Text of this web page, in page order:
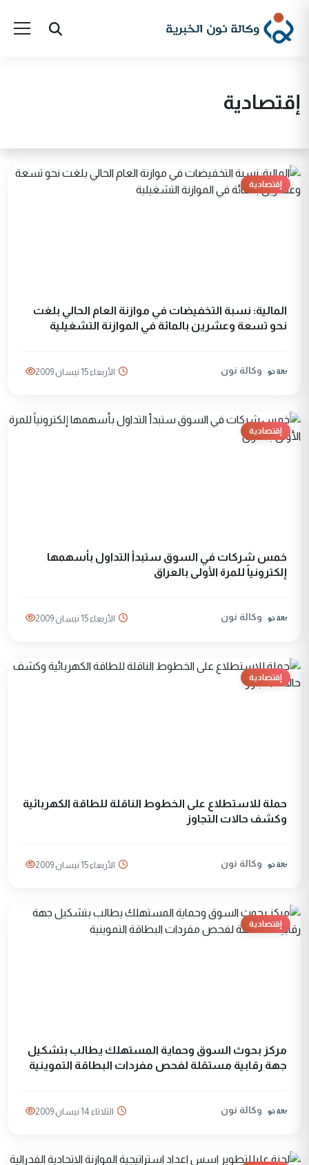
إقتصادية
إقتصادية
المالية: نسبة التخفيضات في موازنة العام الحالي بلغت
نحو تسعة وعشرين بالمائة في الموازنة التشغيلية
وكالة نون الأربعاء 15 نيسان 2009
إقتصادية
خمس شركات في السوق ستبدأ التداول بأسهمها
إلكترونياً للمرة الأولى بالعراق
وكالة نون الأربعاء 15 نيسان 2009
إقتصادية
حملة للاستطلاع على الخطوط الناقلة للطاقة الكهربائية
وكشف حالات التجاوز
وكالة نون الأربعاء 15 نيسان 2009
إقتصادية
مركز بحوث السوق وحماية المستهلك يطالب بتشكيل
جهة رقابية مستقلة لفحص مفردات البطاقة التموينية
وكالة نون الثلاثاء 14 نيسان 2009